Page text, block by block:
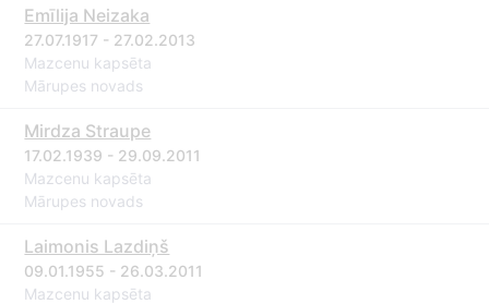
Emīlija Neizaka
27.07.1917 - 27.02.2013
Mazcenu kapsēta
Mārupes novads
Mirdza Straupe
17.02.1939 - 29.09.2011
Mazcenu kapsēta
Mārupes novads
Laimonis Lazdiņš
09.01.1955 - 26.03.2011
Mazcenu kapsēta